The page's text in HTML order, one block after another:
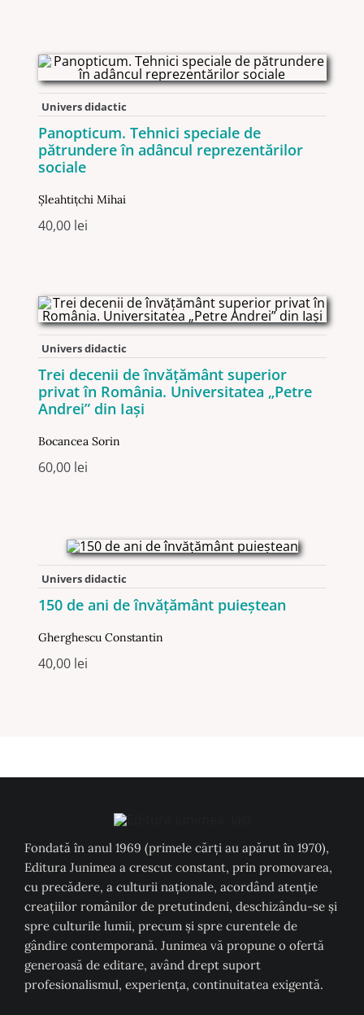
Univers didactic
Panopticum. Tehnici speciale de
pătrundere în adâncul reprezentărilor
sociale
Şleahtiţchi Mihai
40,00 lei
Univers didactic
Trei decenii de învățământ superior
privat în România. Universitatea „Petre
Andrei” din Iași
Bocancea Sorin
60,00 lei
Univers didactic
150 de ani de învăţământ puieştean
Gherghescu Constantin
40,00 lei
Fondată în anul 1969 (primele cărți au apărut în 1970),
Editura Junimea a crescut constant, prin promovarea,
cu precădere, a culturii naţionale, acordând atenţie
creaţiilor românilor de pretutindeni, deschizându-se şi
spre culturile lumii, precum şi spre curentele de
gândire contemporană. Junimea vă propune o ofertă
generoasă de editare, având drept suport
profesionalismul, experiența, continuitatea exigentă.